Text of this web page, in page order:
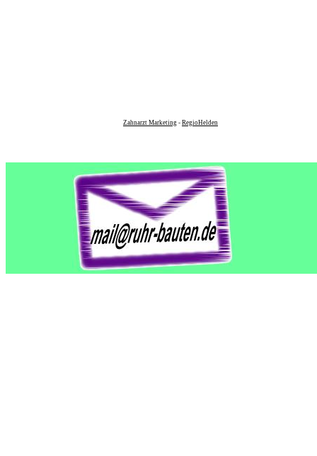
Zahnarzt Marketing - RegioHelden